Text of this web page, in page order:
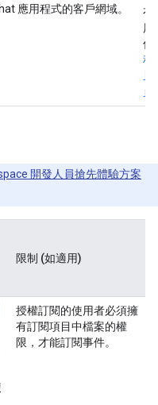
應用程式的客戶網域。
有
用
僅
程
員
開發人員搶先體驗方案
限制 (如適用)
授權訂閱的使用者必須擁
有訂閱項目中檔案的權
限，才能訂閱事件。